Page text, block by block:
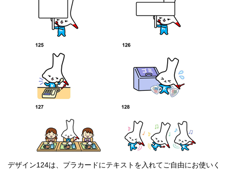
デザイン124は、プラカードにテキストを入れてご自由にお使いく